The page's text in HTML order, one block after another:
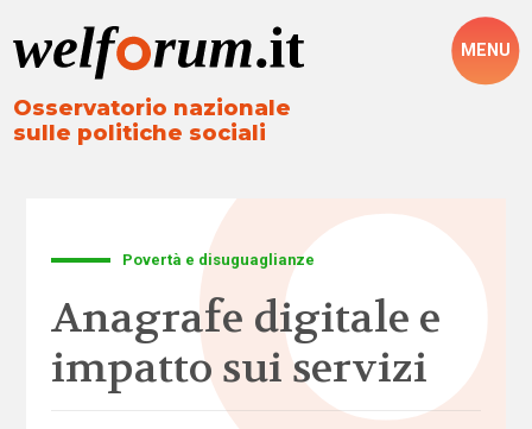
Osservatorio nazionale
sulle politiche sociali
MENU
Povertà e disuguaglianze
Anagrafe digitale e
impatto sui servizi